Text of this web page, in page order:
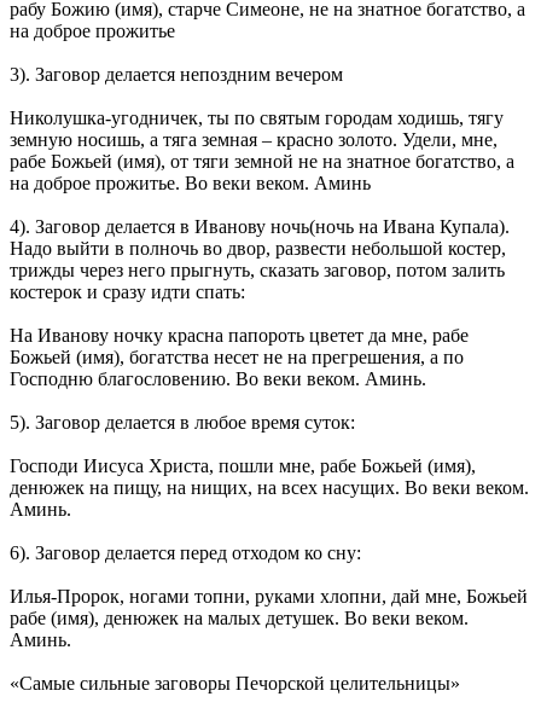
рабу Божию (имя), старче Симеоне, не на знатное богатство, а
на доброе прожитье
3). Заговор делается непоздним вечером
Николушка-угодничек, ты по святым городам ходишь, тягу
земную носишь, а тяга земная – красно золото. Удели, мне,
рабе Божьей (имя), от тяги земной не на знатное богатство, а
на доброе прожитье. Во веки веком. Аминь
4). Заговор делается в Иванову ночь(ночь на Ивана Купала).
Надо выйти в полночь во двор, развести небольшой костер,
трижды через него прыгнуть, сказать заговор, потом залить
костерок и сразу идти спать:
На Иванову ночку красна папороть цветет да мне, рабе
Божьей (имя), богатства несет не на прегрешения, а по
Господню благословению. Во веки веком. Аминь.
5). Заговор делается в любое время суток:
Господи Иисуса Христа, пошли мне, рабе Божьей (имя),
денюжек на пищу, на нищих, на всех насущих. Во веки веком.
Аминь.
6). Заговор делается перед отходом ко сну:
Илья-Пророк, ногами топни, руками хлопни, дай мне, Божьей
рабе (имя), денюжек на малых детушек. Во веки веком.
Аминь.
«Самые сильные заговоры Печорской целительницы»